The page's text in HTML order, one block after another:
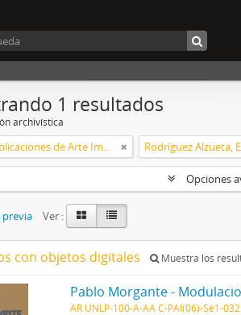
1 resultados
archivística
Colección de Publicaciones de Arte Impreso Rodríguez Alzueta,
Opciones
Ver :
con objetos digitales Muestra los
Pablo Morgante -
AR UNLP-100-A-AA C-PAI(06)-Se1-032